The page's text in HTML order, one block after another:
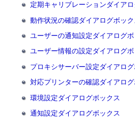
定期キャリブレーションダイア
動作状況の確認ダイアログボック
ユーザーの通知設定ダイアログボ
ユーザー情報の設定ダイアログボ
プロキシサーバー設定ダイアロ
対応プリンターの確認ダイアロ
環境設定ダイアログボックス
通知設定ダイアログボックス